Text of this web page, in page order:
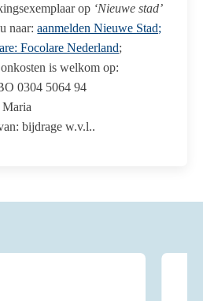
op ‘Nieuwe stad’
u naar:aanmelden Nieuwe Stad;
Focolare Nederland;
is welkom op:
0304 5064 94
bijdrage w.v.l..